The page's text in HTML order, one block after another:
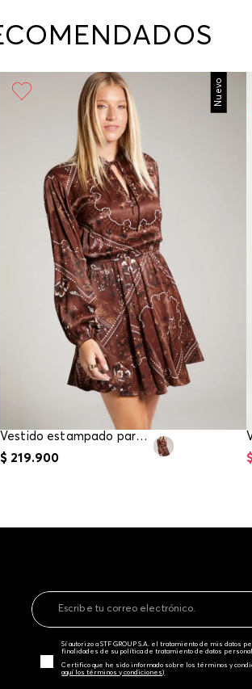
programará la
Nuevo
Vestido estampado para mujer
$ 219.900 $
Sí autorizo a STF GROUP S.A. el tratamiento de mis datos
finalidades de su política de tratamiento de datos
Certifico que he sido informado sobre los términos y
aquí los términos y condiciones)